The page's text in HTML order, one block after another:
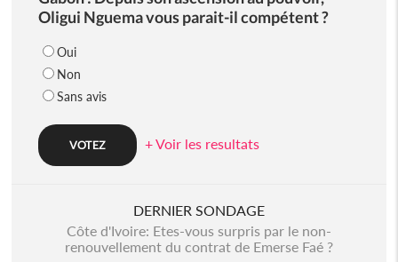
Oligui Nguema vous parait-il compétent ?
Oui
Non
Sans avis
+ Voir les resultats
DERNIER SONDAGE
Côte d'Ivoire: Etes-vous surpris par le non-
renouvellement du contrat de Emerse Faé ?